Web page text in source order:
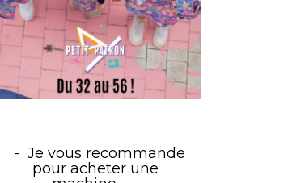
Je vous recommande
pour acheter une